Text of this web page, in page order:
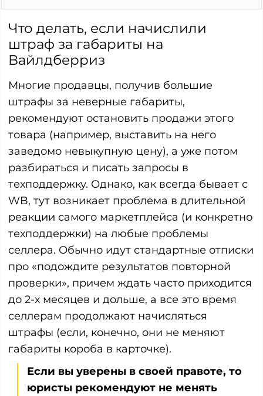
Что делать, если начислили
штраф за габариты на
Вайлдберриз
Многие продавцы, получив большие
штрафы за неверные габариты,
рекомендуют остановить продажи этого
товара (например, выставить на него
заведомо невыкупную цену), а уже потом
разбираться и писать запросы в
техподдержку. Однако, как всегда бывает с
WB, тут возникает проблема в длительной
реакции самого маркетплейса (и конкретно
техподдержки) на любые проблемы
селлера. Обычно идут стандартные отписки
про «подождите результатов повторной
проверки», причем ждать часто приходится
до 2-х месяцев и дольше, а все это время
селлерам продолжают начисляться
штрафы (если, конечно, они не меняют
габариты короба в карточке).
Если вы уверены в своей правоте, то
юристы рекомендуют не менять